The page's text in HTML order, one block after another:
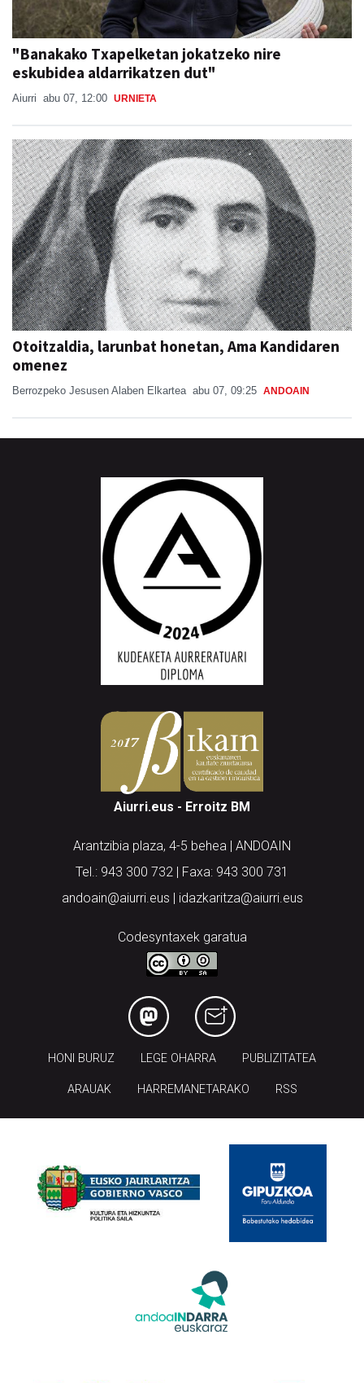
"Banakako Txapelketan jokatzeko nire
eskubidea aldarrikatzen dut"
Aiurri abu 07, 12:00 URNIETA
Otoitzaldia, larunbat honetan, Ama Kandidaren
omenez
Berrozpeko Jesusen Alaben Elkartea abu 07, 09:25 ANDOAIN
Aiurri.eus - Erroitz BM
Arantzibia plaza, 4-5 behea | ANDOAIN
Tel.: 943 300 732 | Faxa: 943 300 731
andoain@aiurri.eus | idazkaritza@aiurri.eus
Codesyntaxek garatua
HONI BURUZ LEGE OHARRA PUBLIZITATEA
ARAUAK HARREMANETARAKO RSS